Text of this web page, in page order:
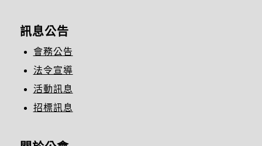
訊息公告
會務公告
法令宣導
活動訊息
招標訊息